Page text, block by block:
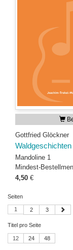
Gottfried Glöckner
Waldgeschichten
Mandoline 1
Mindest-
4,50 €
Seiten
1 2 3
Titel pro Seite
12 24 48